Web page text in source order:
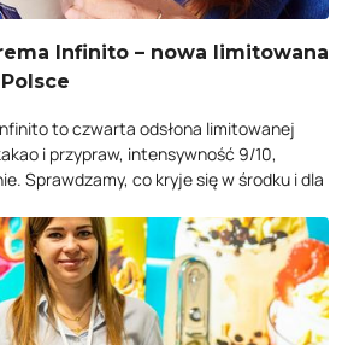
Infinito – nowa limitowana
to czwarta odsłona limitowanej
i przypraw, intensywność 9/10,
Sprawdzamy, co kryje się w środku i dla